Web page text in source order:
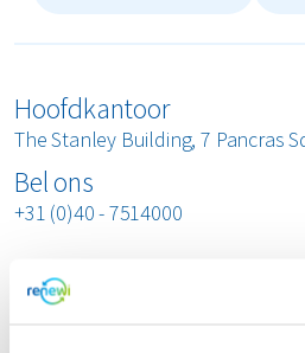
Hoofdkantoor
The Stanley Building, 7 Pancras
Bel ons
+31 (0)40 - 7514000
Geregistreerd kantoor